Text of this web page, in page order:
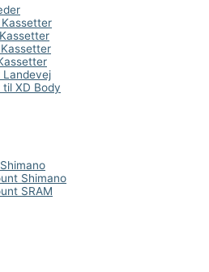
Landevej
XD Body
Shimano
SRAM